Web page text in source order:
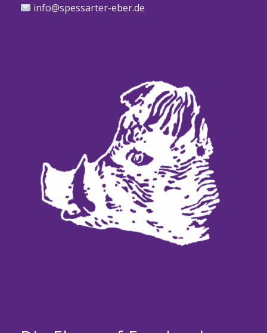
info@spessarter-eber.de